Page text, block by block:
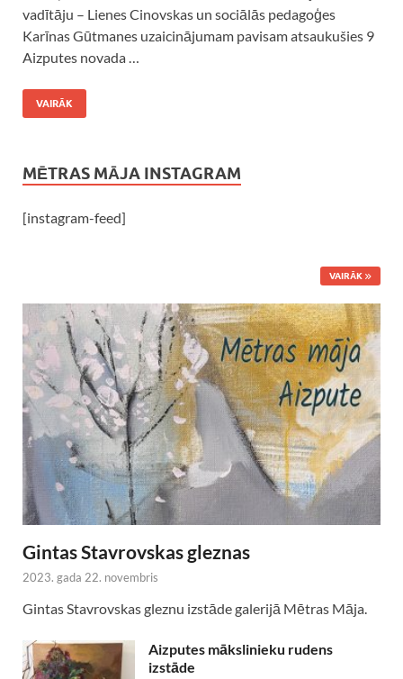
vadītāju – Lienes Cinovskas un sociālās pedagoģes
Karīnas Gūtmanes uzaicinājumam pavisam atsaukušies 9
Aizputes novada …
VAIRĀK
MĒTRAS MĀJA INSTAGRAM
[instagram-feed]
VAIRĀK
Gintas Stavrovskas gleznas
2023. gada 22. novembris
Gintas Stavrovskas gleznu izstāde galerijā Mētras Māja.
Aizputes mākslinieku rudens
izstāde